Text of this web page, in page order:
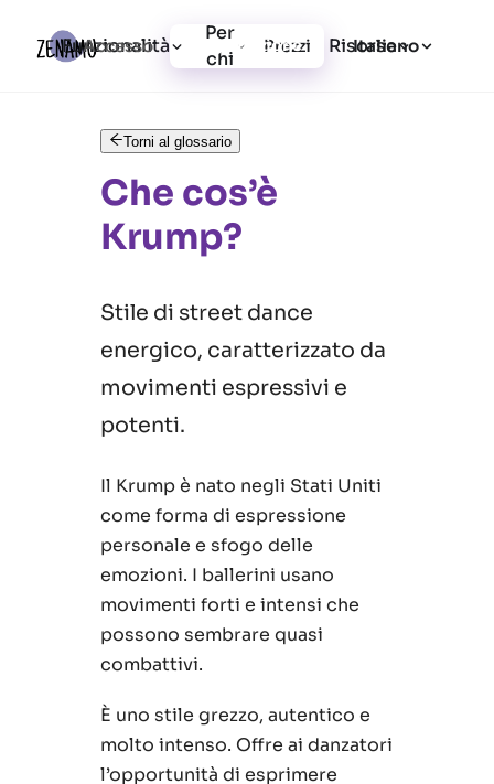
Funzionalità
Per
chi
Prezzi Risorse
Accesso Registrazione Italiano
Torni al glossario
Che cos’è
Krump?
Stile di street dance
energico, caratterizzato da
movimenti espressivi e
potenti.
Il Krump è nato negli Stati Uniti
come forma di espressione
personale e sfogo delle
emozioni. I ballerini usano
movimenti forti e intensi che
possono sembrare quasi
combattivi.
È uno stile grezzo, autentico e
molto intenso. Offre ai danzatori
l’opportunità di esprimere